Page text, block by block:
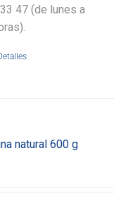
47 (de lunes a
natural 600 g